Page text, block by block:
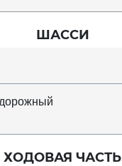
ШАССИ
ХОДОВАЯ ЧАСТЬ